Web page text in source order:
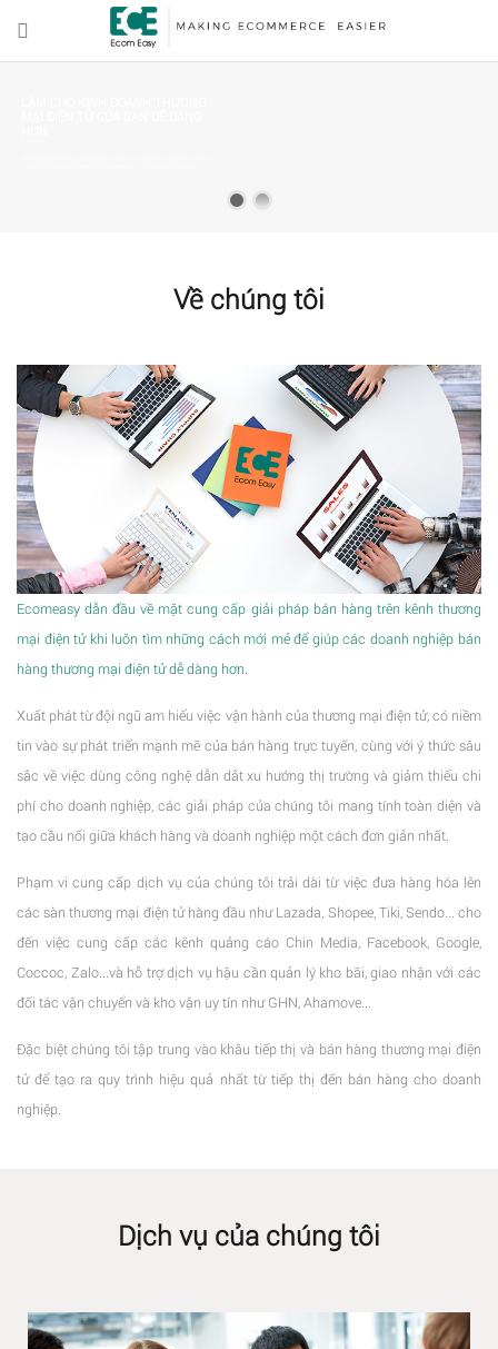
Về chúng tôi
Ecomeasy dẫn đầu về mặt cung cấp giải pháp bán hàng trên kênh thương
mại điện tử khi luôn tìm những cách mới mẻ để giúp các doanh nghiệp bán
hàng thương mại điện tử dễ dàng hơn.
Xuất phát từ đội ngũ am hiểu việc vận hành của thương mại điện tử, có niềm
tin vào sự phát triển mạnh mẽ của bán hàng trực tuyến, cùng với ý thức sâu
sắc về việc dùng công nghệ dẫn dắt xu hướng thị trường và giảm thiểu chi
phí cho doanh nghiệp, các giải pháp của chúng tôi mang tính toàn diện và
tạo cầu nối giữa khách hàng và doanh nghiệp một cách đơn giản nhất.
Phạm vi cung cấp dịch vụ của chúng tôi trải dài từ việc đưa hàng hóa lên
các sàn thương mại điện tử hàng đầu như Lazada, Shopee, Tiki, Sendo... cho
đến việc cung cấp các kênh quảng cáo Chin Media, Facebook, Google,
Coccoc, Zalo...và hỗ trợ dịch vụ hậu cần quản lý kho bãi, giao nhận với các
đối tác vận chuyển và kho vận uy tín như GHN, Ahamove...
Đặc biệt chúng tôi tập trung vào khâu tiếp thị và bán hàng thương mại điện
tử để tạo ra quy trình hiệu quả nhất từ tiếp thị đến bán hàng cho doanh
nghiệp.
Dịch vụ của chúng tôi